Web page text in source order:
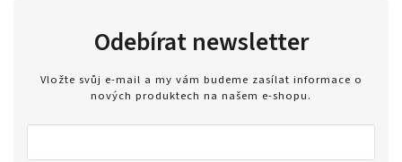
Odebírat newsletter
Vložte svůj e-mail a my vám budeme zasílat informace o
nových produktech na našem e-shopu.